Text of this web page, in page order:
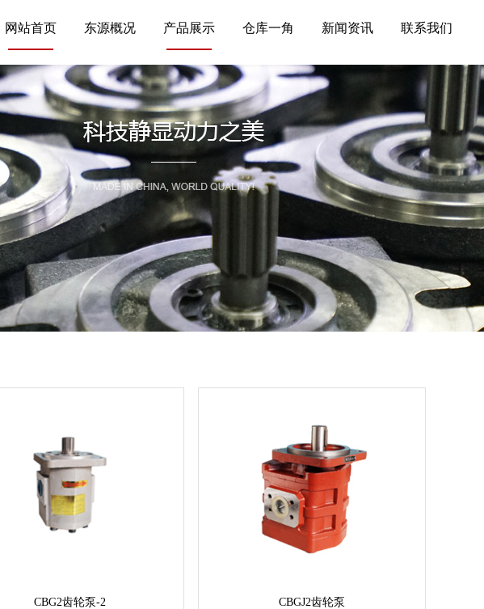
网站首页 东源概况 产品展示 仓库一角 新闻资讯 联系我们
CBG2齿轮泵-2 CBGJ2齿轮泵